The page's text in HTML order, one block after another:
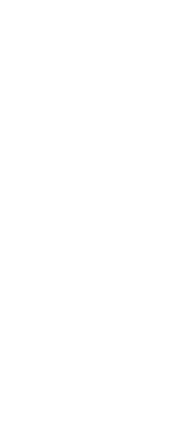
di mobilità nel
affinché le parti
della formazione
produttiva
al centro
la
alla
di nuove
Ciò
dell’utilizzo
una riduzione
salariale.